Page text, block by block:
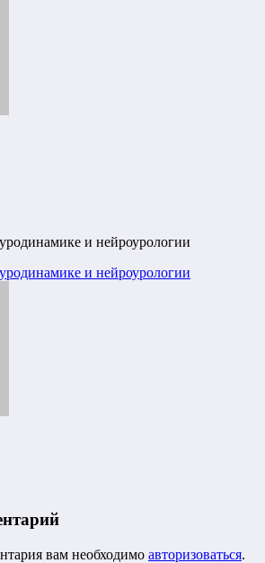
и нейроурологии
и нейроурологии
вам необходимо авторизоваться.